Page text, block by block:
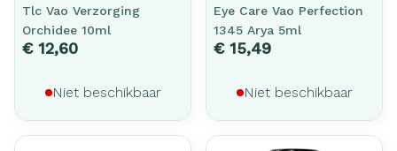
Tlc Vao Verzorging
Orchidee 10ml
€ 12,60
Niet beschikbaar
Eye Care Vao Perfection
1345 Arya 5ml
€ 15,49
Niet beschikbaar